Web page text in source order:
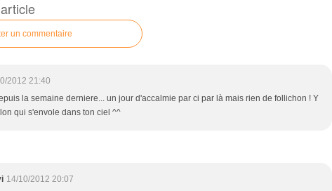
un commentaire
2012 21:40
la semaine derniere... un jour d'accalmie par ci par là mais rien de follichon ! Y
qui s'envole dans ton ciel ^^
14/10/2012 20:07